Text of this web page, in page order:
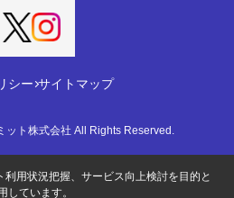
シー サイトマップ
ット株式会社 All Rights Reserved.
用状況把握、サービス向上検討を目的と
しています。